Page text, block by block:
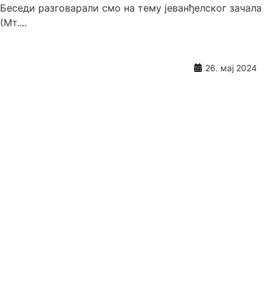
Беседи разговарали смо на тему јеванђелског зачала
(Мт....
26. мај 2024